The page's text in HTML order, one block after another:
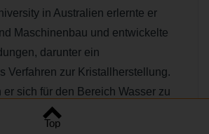
in Australien erlernte er
Maschinenbau und entwickelte
darunter ein
Verfahren zur Kristallherstellung.
er sich für den Bereich Wasser zu
machte sich daran, ein
Wasseraufbereitungsgerät zu
Top